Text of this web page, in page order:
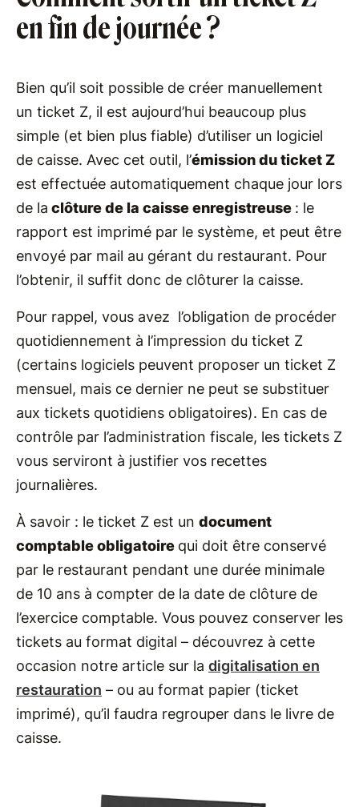
en fin de journée ?
Bien qu’il soit possible de créer manuellement
un ticket Z, il est aujourd’hui beaucoup plus
simple (et bien plus fiable) d’utiliser un logiciel
de caisse. Avec cet outil, l’émission du ticket Z
est effectuée automatiquement chaque jour lors
de la clôture de la caisse enregistreuse : le
rapport est imprimé par le système, et peut être
envoyé par mail au gérant du restaurant. Pour
l’obtenir, il suffit donc de clôturer la caisse.
Pour rappel, vous avez l’obligation de procéder
quotidiennement à l’impression du ticket Z
(certains logiciels peuvent proposer un ticket Z
mensuel, mais ce dernier ne peut se substituer
aux tickets quotidiens obligatoires). En cas de
contrôle par l’administration fiscale, les tickets Z
vous serviront à justifier vos recettes
journalières.
À savoir : le ticket Z est un document
comptable obligatoire qui doit être conservé
par le restaurant pendant une durée minimale
de 10 ans à compter de la date de clôture de
l’exercice comptable. Vous pouvez conserver les
tickets au format digital – découvrez à cette
occasion notre article sur la digitalisation en
restauration – ou au format papier (ticket
imprimé), qu’il faudra regrouper dans le livre de
caisse.